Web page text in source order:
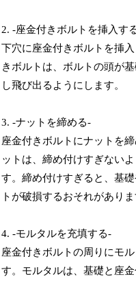
2. -座金付きボルトを挿入す
下穴に座金付きボルトを挿
きボルトは、ボルトの頭が
し飛び出るようにします。
3. -ナットを締める-
座金付きボルトにナットを
ットは、締め付けすぎない
す。締め付けすぎると、基
トが破損するおそれがありま
4. -モルタルを充填する-
座金付きボルトの周りにモ
す。モルタルは、基礎と座